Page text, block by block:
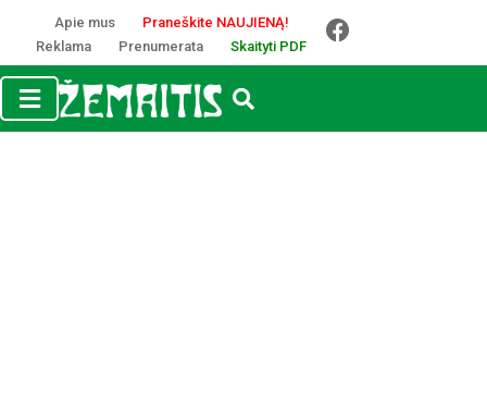
Apie mus
Praneškite NAUJIENĄ!
Reklama
Prenumerata Skaityti PDF